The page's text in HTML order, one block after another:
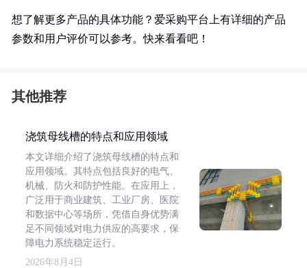
想了解更多产品的具体功能？爱采购平台上有详细的产品
参数和用户评价可以参考。快来看看吧！
其他推荐
浇筑母线槽的特点和应用领域
本文详细介绍了浇筑母线槽的特点和
应用领域。其特点包括良好的电气、
机械、防火和防护性能。在应用上，
广泛用于商业建筑、工业厂房、医院
和数据中心等场所，凭借自身优势满
足不同领域对电力供应的高要求，保
障电力系统稳定运行。
2026年8月4日